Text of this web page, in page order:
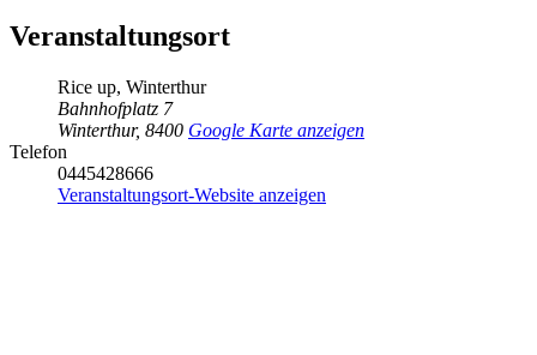
Veranstaltungsort
Rice up, Winterthur
Bahnhofplatz 7
Winterthur, 8400 Google Karte anzeigen
Telefon
0445428666
Veranstaltungsort-Website anzeigen